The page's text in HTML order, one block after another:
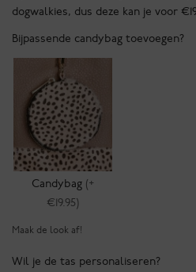
dogwalkies, dus deze kan je voor
Bijpassende candybag toevoegen?
Candybag (+
€19.95)
Maak de look af!
Wil je de tas personaliseren?